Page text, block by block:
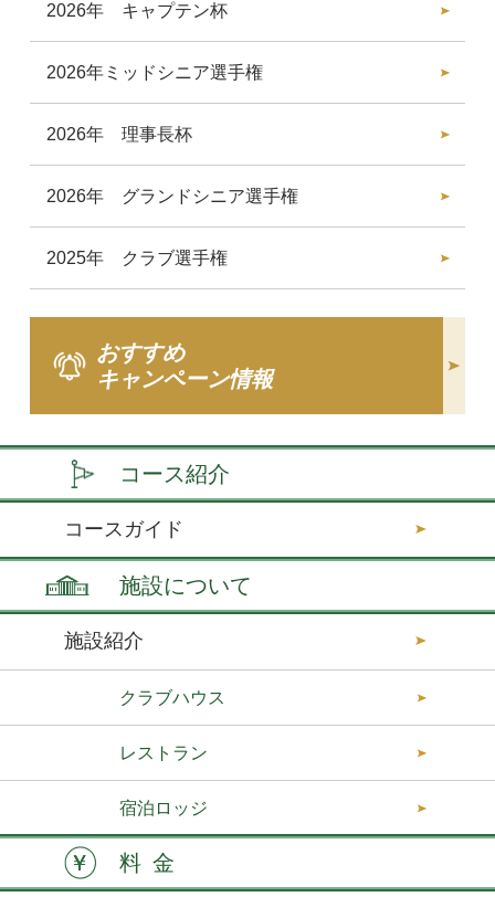
2026年 キャプテン杯
2026年ミッドシニア選手権
2026年 理事長杯
2026年 グランドシニア選手権
2025年 クラブ選手権
おすすめ
キャンペーン情報
コース紹介
コースガイド
施設について
施設紹介
クラブハウス
レストラン
宿泊ロッジ
料金